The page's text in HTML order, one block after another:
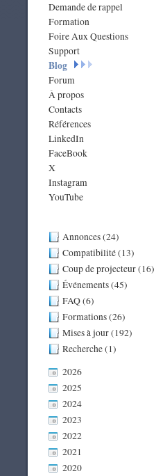
Demande de rappel
Formation
Foire Aux Questions
Support
Blog
Forum
À propos
Contacts
Références
LinkedIn
FaceBook
X
Instagram
YouTube
Annonces (24)
Compatibilité (13)
Coup de projecteur (16)
Événements (45)
FAQ (6)
Formations (26)
Mises à jour (192)
Recherche (1)
2026
2025
2024
2023
2022
2021
2020